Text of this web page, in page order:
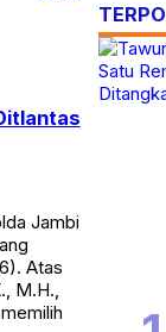
Jambi
Atas
M.H.,